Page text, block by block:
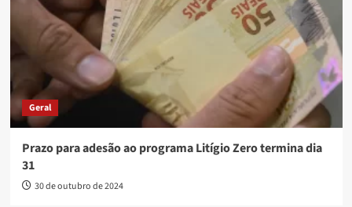
Geral
Prazo para adesão ao programa Litígio Zero termina dia
31
30 de outubro de 2024